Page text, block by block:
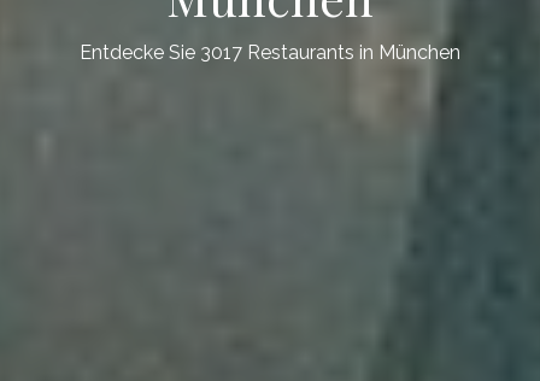
Entdecke Sie 3017 Restaurants in München